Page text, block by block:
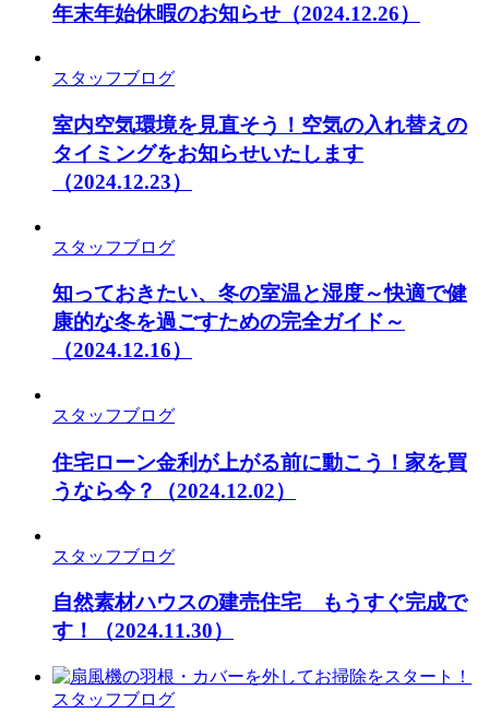
年末年始休暇のお知らせ （2024.12.26）
スタッフブログ
室内空気環境を見直そう！空気の入れ替えの
タイミングをお知らせいたします
（2024.12.23）
スタッフブログ
知っておきたい、冬の室温と湿度～快適で健
康的な冬を過ごすための完全ガイド～
（2024.12.16）
スタッフブログ
住宅ローン金利が上がる前に動こう！家を買
うなら今？
（2024.12.02）
スタッフブログ
自然素材ハウスの建売住宅 もうすぐ完成で
す！
（2024.11.30）
スタッフブログ